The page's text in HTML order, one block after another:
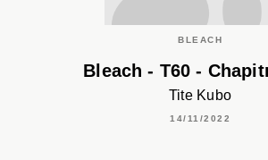
BLEACH
Bleach - T60 -
Tite Kubo
14/11/2022